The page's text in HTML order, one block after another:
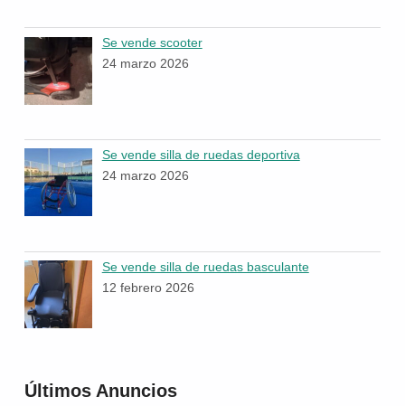
Se vende scooter
24 marzo 2026
Se vende silla de ruedas deportiva
24 marzo 2026
Se vende silla de ruedas basculante
12 febrero 2026
Últimos Anuncios